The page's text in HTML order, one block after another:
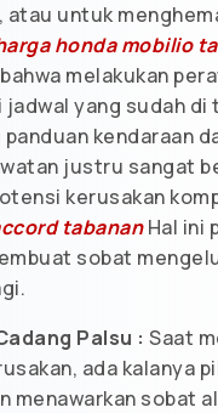
atau untuk
honda mobilio
melakukan
jadwal yang sudah
kendaraan
justru sangat
kerusakan
tabananHal ini
sobat
Palsu : Saat
ada kalanya
menawarkan sobat